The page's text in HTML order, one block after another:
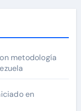
metodología
en